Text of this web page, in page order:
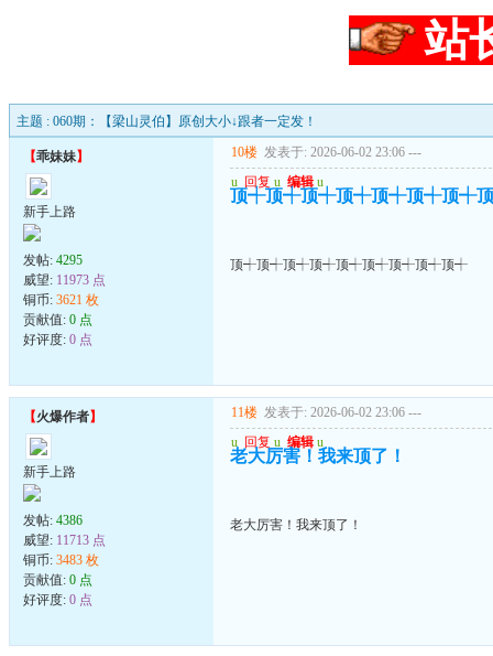
站
主题 : 060期：【梁山灵伯】原创大小↓跟者一定发！
【乖妹妹】
新手上路
发帖: 4295
威望: 11973 点
铜币: 3621 枚
贡献值: 0 点
好评度: 0 点
10楼 发表于: 2026-06-02 23:06 ---
u 回复 u 编辑 u
顶┽顶┽顶┽顶┽顶┽顶┽顶┽
顶┽顶┽顶┽顶┽顶┽顶┽顶┽顶┽顶┽
【火爆作者】
新手上路
发帖: 4386
威望: 11713 点
铜币: 3483 枚
贡献值: 0 点
好评度: 0 点
11楼 发表于: 2026-06-02 23:06 ---
u 回复 u 编辑 u
老大厉害！我来顶了！
老大厉害！我来顶了！